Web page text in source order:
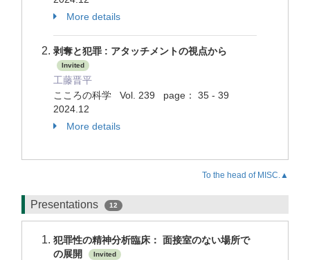
More details
剥奪と犯罪 : アタッチメントの視点から
Invited
工藤晋平
こころの科学 Vol. 239 page： 35 - 39
2024.12
More details
To the head of MISC.▲
Presentations 12
犯罪性の精神分析臨床： 面接室のない場所で
の展開
Invited